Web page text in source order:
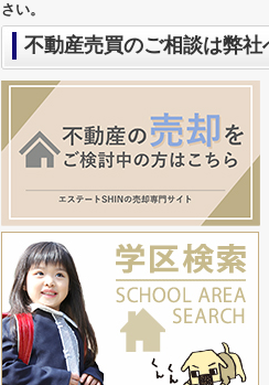
さい。
不動産売買のご相談は弊社